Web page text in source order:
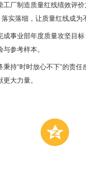
工厂制造质量红线绩效评
实落细，让质量红线成为
事业部年度质量攻坚目
参考样本。
持“时时放心不下”的责
大力量。